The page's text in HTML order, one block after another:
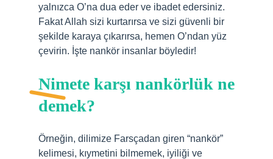
yalnızca O’na dua eder ve ibadet edersiniz.
Fakat Allah sizi kurtarırsa ve sizi güvenli bir
şekilde karaya çıkarırsa, hemen O’ndan yüz
çevirin. İşte nankör insanlar böyledir!
Nimete karşı nankörlük ne
demek?
Örneğin, dilimize Farsçadan giren “nankör”
kelimesi, kıymetini bilmemek, iyiliği ve